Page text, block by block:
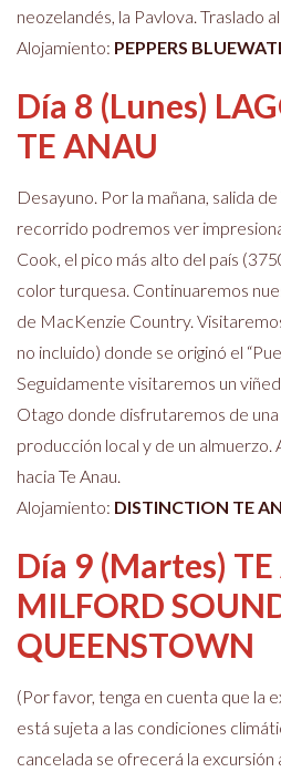
neozelandés, la Pavlova. Traslado
Alojamiento: PEPPERS
Día 8 (Lunes)
TE ANAU
Desayuno. Por la mañana, salida
recorrido podremos ver
Cook, el pico más alto del país
color turquesa. Continuaremos
de MacKenzie Country.
no incluido) donde se originó el
Seguidamente visitaremos un
Otago donde disfrutaremos de
producción local y de un almuerzo.
hacia Te Anau.
Alojamiento: DISTINCTION TE
Día 9 (Martes)
MILFORD
QUEENSTOWN
(Por favor, tenga en cuenta que la
está sujeta a las condiciones
cancelada se ofrecerá la excursión